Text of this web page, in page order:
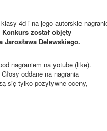
4d i na jego autorskie
został objęty
Delewskiego.
nagraniem na yotube (like).
oddane na nagrania
się tylko pozytywne oceny,